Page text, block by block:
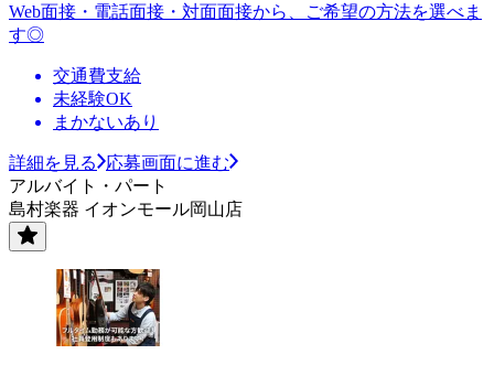
Web面接・電話面接・対面面接から、ご希望の方法を選べま
す◎
交通費支給
未経験OK
まかないあり
詳細を見る
応募画面に進む
アルバイト・パート
島村楽器 イオンモール岡山店